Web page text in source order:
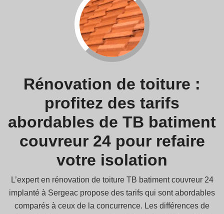
Rénovation de toiture :
profitez des tarifs
abordables de TB batiment
couvreur 24 pour refaire
votre isolation
L’expert en rénovation de toiture TB batiment couvreur 24
implanté à Sergeac propose des tarifs qui sont abordables
comparés à ceux de la concurrence. Les différences de